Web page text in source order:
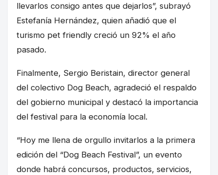
llevarlos consigo antes que dejarlos”, subrayó
Estefanía Hernández, quien añadió que el
turismo pet friendly creció un 92% el año
pasado.
Finalmente, Sergio Beristain, director general
del colectivo Dog Beach, agradeció el respaldo
del gobierno municipal y destacó la importancia
del festival para la economía local.
“Hoy me llena de orgullo invitarlos a la primera
edición del “Dog Beach Festival”, un evento
donde habrá concursos, productos, servicios,